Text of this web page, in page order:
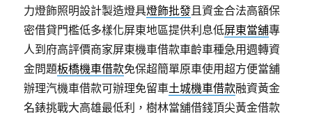
力燈飾照明設計製造燈具燈飾批發且資金合法高額保
密借貸門檻低多樣化屏東地區提供利息低屏東當舖專
人到府高評價商家屏東機車借款車齡車種急用週轉資
金問題板橋機車借款免保超簡單原車使用超方便當舖
辦理汽機車借款可辦理免留車土城機車借款融資黃金
名錶挑戰大高雄最低利，樹林當舖借錢頂尖黃金借款